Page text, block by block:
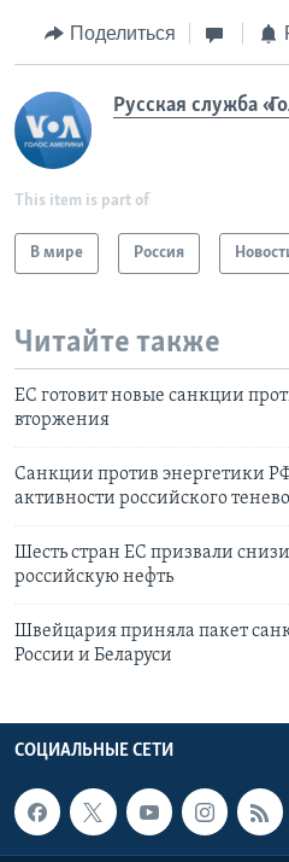
Поделиться
Русская служба
This item is part of
В мире Россия
Читайте также
ЕС готовит новые санкции
вторжения
Санкции против энергетики
активности российского
Шесть стран ЕС призвали
российскую нефть
Швейцария приняла пакет
России и Беларуси
СОЦИАЛЬНЫЕ СЕТИ